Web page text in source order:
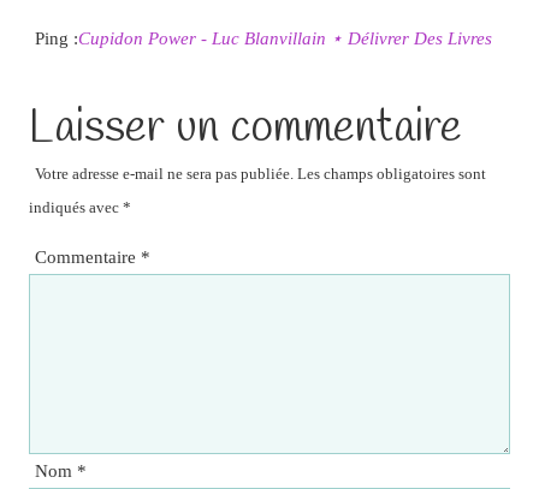
Ping :Cupidon Power - Luc Blanvillain ⋆ Délivrer Des Livres
Laisser un commentaire
Votre adresse e-mail ne sera pas publiée. Les champs obligatoires sont
indiqués avec *
Commentaire *
Nom *